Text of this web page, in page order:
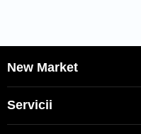
New Market
Servicii